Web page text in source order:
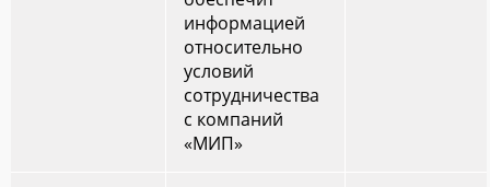
информацией
относительно
условий
сотрудничества
с компаний
«МИП»